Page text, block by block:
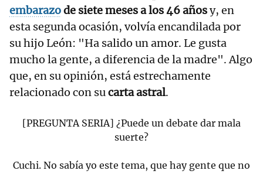
embarazode siete meses a los 46 añosy, en
esta segunda ocasión, volvía encandilada por
su hijo León: "Ha salido un amor. Le gusta
mucho la gente, a diferencia de la madre". Algo
que, en su opinión, está estrechamente
relacionado con sucarta astral.
[PREGUNTA SERIA] ¿Puede un debate dar mala
suerte?
Cuchi. No sabía yo este tema, que hay gente que no